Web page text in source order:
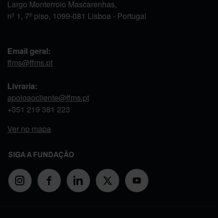
Largo Monterroio Mascarenhas,
nº 1, 7º piso, 1099-081 Lisboa - Portugal
Email geral:
ffms@ffms.pt
Livraria:
apoioaocliente@ffms.pt
+351 219 381 223
Ver no mapa
SIGA A FUNDAÇÃO